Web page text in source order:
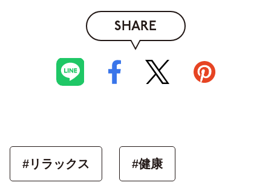
SHARE
#リラックス #健康